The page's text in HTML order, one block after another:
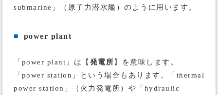
submarine」（原子力潜水艦）のように用います。
■ power plant
「power plant」は【 発電所 】を意味します。
「power station」という場合もあります。「thermal
power station」（火力発電所）や「hydraulic